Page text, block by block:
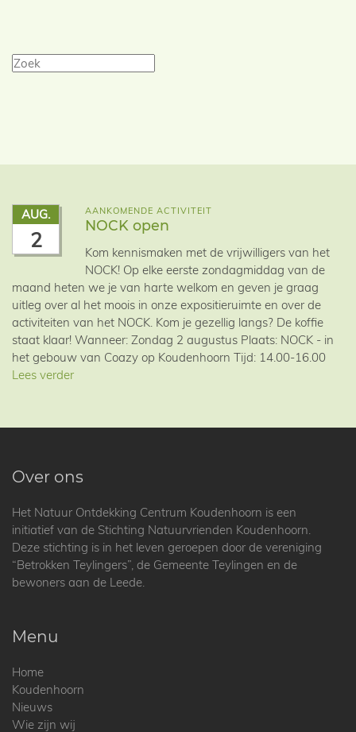
AUG.
2
AANKOMENDE ACTIVITEIT
NOCK open
Kom kennismaken met de vrijwilligers van het
NOCK! Op elke eerste zondagmiddag van de
maand heten we je van harte welkom en geven je graag
uitleg over al het moois in onze expositieruimte en over de
activiteiten van het NOCK. Kom je gezellig langs? De koffie
staat klaar! Wanneer: Zondag 2 augustus Plaats: NOCK - in
het gebouw van Coazy op Koudenhoorn Tijd: 14.00-16.00
Lees verder
Over ons
Het Natuur Ontdekking Centrum Koudenhoorn is een
initiatief van de Stichting Natuurvrienden Koudenhoorn.
Deze stichting is in het leven geroepen door de vereniging
“Betrokken Teylingers”, de Gemeente Teylingen en de
bewoners aan de Leede.
Menu
Home
Koudenhoorn
Nieuws
Wie zijn wij